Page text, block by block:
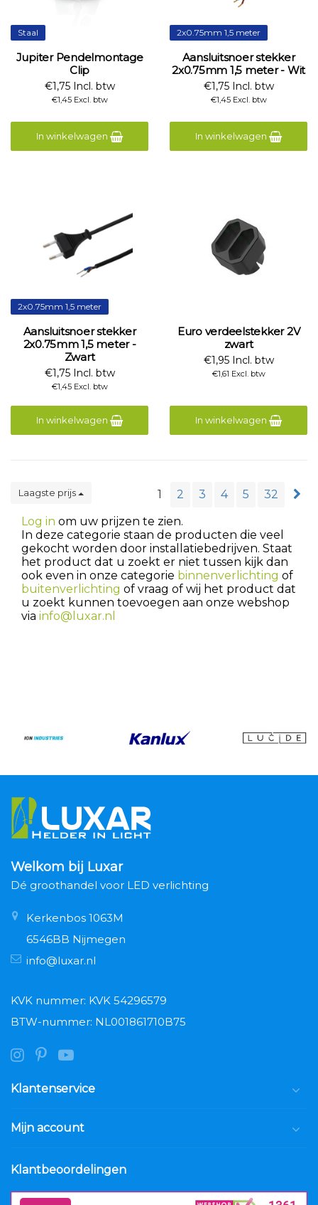
Staal
Jupiter Pendelmontage
Clip
€1,75 Incl. btw
€1,45 Excl. btw
In winkelwagen
2x0.75mm 1,5 meter
Aansluitsnoer stekker
2x0.75mm 1,5 meter - Wit
€1,75 Incl. btw
€1,45 Excl. btw
In winkelwagen
2x0.75mm 1,5 meter
Aansluitsnoer stekker
2x0.75mm 1,5 meter -
Zwart
€1,75 Incl. btw
€1,45 Excl. btw
In winkelwagen
Euro verdeelstekker 2V
zwart
€1,95 Incl. btw
€1,61 Excl. btw
In winkelwagen
Laagste prijs 1 2 3 4 5
32
Log in om uw prijzen te zien.
In deze categorie staan de producten die veel
gekocht worden door installatiebedrijven. Staat
het product dat u zoekt er niet tussen kijk dan
ook even in onze categorie binnenverlichting of
buitenverlichting of vraag of wij het product dat
u zoekt kunnen toevoegen aan onze webshop
via info@luxar.nl
Welkom bij Luxar
Dé groothandel voor LED verlichting
Kerkenbos 1063M
6546BB Nijmegen
info@luxar.nl
KVK nummer: KVK 54296579
BTW-nummer: NL001861710B75
Klantenservice
Mijn account
Klantbeoordelingen